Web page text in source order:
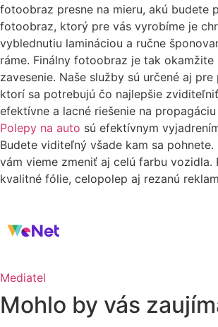
fotoobraz presne na mieru, akú budete
fotoobraz, ktorý pre vás vyrobíme je
vyblednutiu lamináciou a ručne
ráme. Finálny fotoobraz je tak okamžite
zavesenie. Naše služby sú určené aj
ktorí sa potrebujú čo najlepšie
efektívne a lacné riešenie na
Polepy na auto sú efektívnym
Budete viditeľný všade kam sa pohnete.
vám vieme zmeniť aj celú farbu vozidla.
kvalitné fólie, celopolep aj rezanú
Mediatel
Mohlo by vás